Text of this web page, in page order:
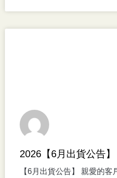
2026【6月出貨公告】
【6月出貨公告】 親愛的